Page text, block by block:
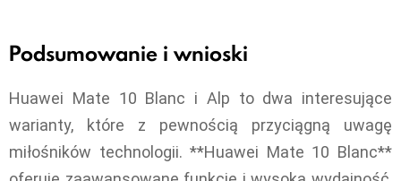
Podsumowanie i wnioski
Huawei Mate 10 Blanc i Alp to dwa interesujące
warianty, które z pewnością przyciągną uwagę
miłośników technologii. **Huawei Mate 10 Blanc**